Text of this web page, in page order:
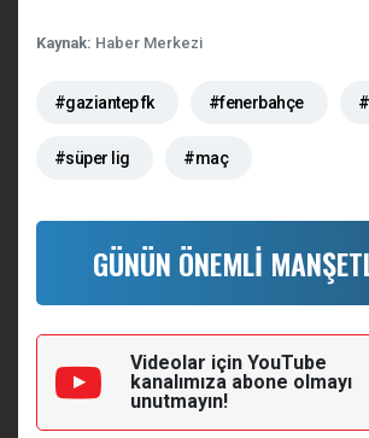
Kaynak: Haber Merkezi
#gaziantep fk #fenerbahçe
#süper lig #maç
GÜNÜN ÖNEMLİ
Videolar için YouTube
kanalımıza abone olmayı
unutmayın!